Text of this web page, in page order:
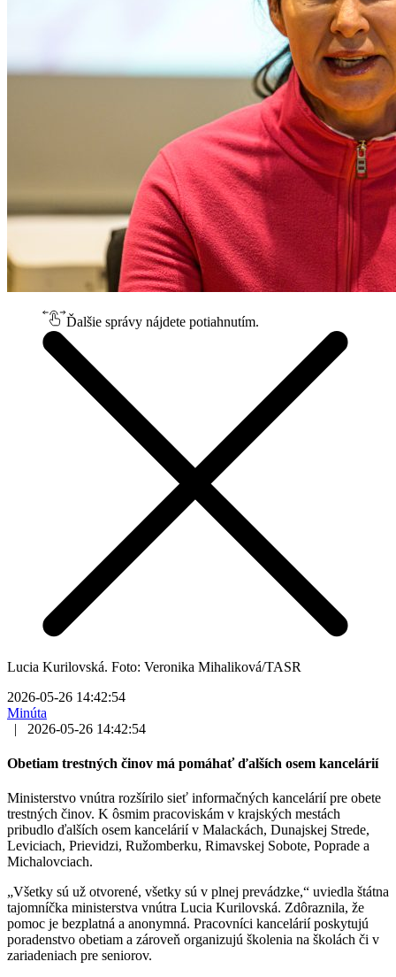
Ďalšie správy nájdete potiahnutím.
Lucia Kurilovská. Foto: Veronika Mihaliková/TASR
2026-05-26 14:42:54
Minúta
|
2026-05-26 14:42:54
Obetiam trestných činov má pomáhať ďalších osem kancelárií
Ministerstvo vnútra rozšírilo sieť informačných kancelárií pre obete
trestných činov. K ôsmim pracoviskám v krajských mestách
pribudlo ďalších osem kancelárií v Malackách, Dunajskej Strede,
Leviciach, Prievidzi, Ružomberku, Rimavskej Sobote, Poprade a
Michalovciach.
„Všetky sú už otvorené, všetky sú v plnej prevádzke,“ uviedla štátna
tajomníčka ministerstva vnútra Lucia Kurilovská. Zdôraznila, že
pomoc je bezplatná a anonymná. Pracovníci kancelárií poskytujú
poradenstvo obetiam a zároveň organizujú školenia na školách či v
zariadeniach pre seniorov.